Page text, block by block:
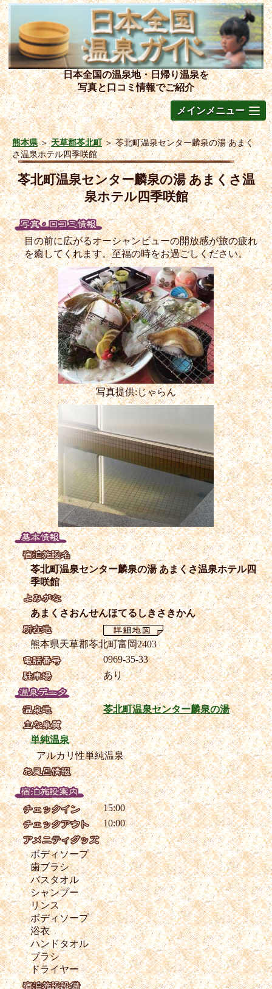
日本全国の温泉地・日帰り温泉を
写真と口コミ情報でご紹介
メインメニュー
熊本県＞天草郡苓北町＞苓北町温泉センター麟泉の湯 あまく
さ温泉ホテル四季咲館
苓北町温泉センター麟泉の湯 あまくさ温
泉ホテル四季咲館
目の前に広がるオーシャンビューの開放感が旅の疲れ
を癒してくれます。至福の時をお過ごしください。
写真提供:じゃらん
苓北町温泉センター麟泉の湯 あまくさ温泉ホテル四
季咲館
あまくさおんせんほてるしきさきかん
熊本県天草郡苓北町富岡2403
0969-35-33
あり
苓北町温泉センター麟泉の湯
単純温泉
アルカリ性単純温泉
15:00
10:00
ボディソープ
歯ブラシ
バスタオル
シャンプー
リンス
ボディソープ
浴衣
ハンドタオル
ブラシ
ドライヤー